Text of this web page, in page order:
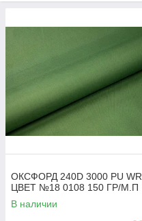
ОКСФОРД 240D 3000 PU WR
ЦВЕТ №18 0108 150 ГР/М.П
В наличии